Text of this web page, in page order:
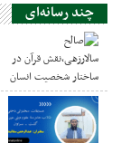
چند رسانه‌ای